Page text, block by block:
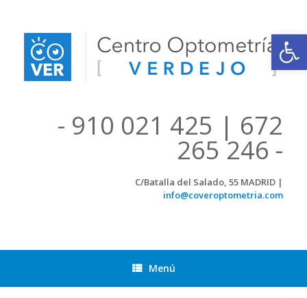
contenido
- 910 021 425 | 672
265 246 -
C/Batalla del Salado, 55 MADRID |
info@coveroptometria.com
Menú